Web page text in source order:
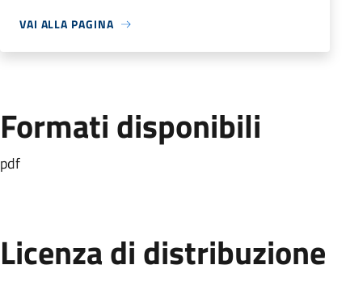
VAI ALLA PAGINA
Formati disponibili
pdf
Licenza di distribuzione